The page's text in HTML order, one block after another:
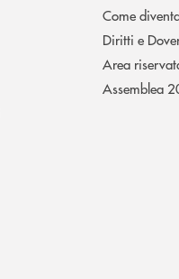
Come
Diritti e
Area
Assemblea